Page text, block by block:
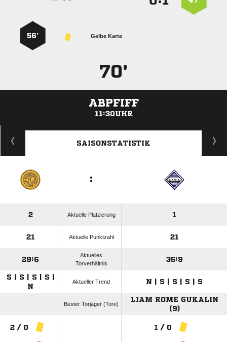
Gelbe Karte
56’
70'
ABPFIFF
11:30UHR
ANZEIGE
SAISONSTATISTIK
:
2 Aktuelle Platzierung 1
21 Aktuelle Punktzahl 21
29:6
Aktuelles
Torverhältnis
35:9
S | S | S | S |
N
Aktueller Trend N | S | S | S | S
Bester Torjäger (Tore)
LIAM ROME GUKALIN
(9)
2 / 0 1 / 0